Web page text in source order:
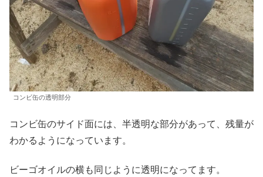
コンビ缶の透明部分
コンビ缶のサイド面には、半透明な部分があって、残量が
わかるようになっています。
ビーゴオイルの横も同じように透明になってます。